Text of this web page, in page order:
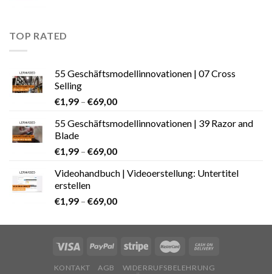
TOP RATED
55 Geschäftsmodellinnovationen | 07 Cross
Selling
€1,99 – €69,00
55 Geschäftsmodellinnovationen | 39 Razor and
Blade
€1,99 – €69,00
Videohandbuch | Videoerstellung: Untertitel
erstellen
€1,99 – €69,00
KONTAKT AGB
WIDERRUFSBELEHRUNG